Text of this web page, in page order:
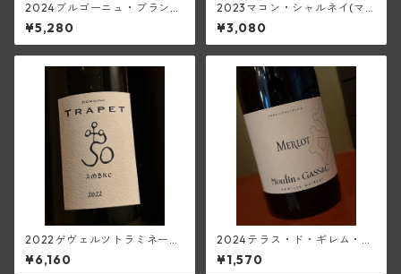
2024ブルゴーニュ・ブラン
(フランソワーズ・ジャニアー
ル)
¥5,280
2023マコン・シャルネイ(マ
ンシア・ポンセ)
¥3,080
2022ゲヴェルツトラミネー
ル・マセレ・アンブル・オラ
ンジュ(トラペ)
¥6,160
2024テラス・ド・ギレム・メ
ルロー<ペイ・ドック>(ムーラ
ン・ド・ガサック)
¥1,570